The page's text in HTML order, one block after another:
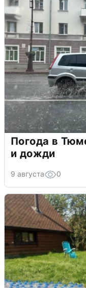
Погода в
и дожди
9 августа 0